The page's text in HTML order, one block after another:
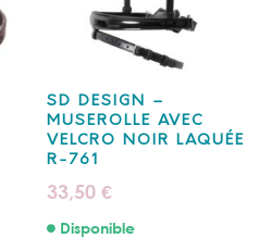
SD DESIGN –
MUSEROLLE AVEC
VELCRO NOIR LAQUÉE
R-761
33,50 €
Disponible